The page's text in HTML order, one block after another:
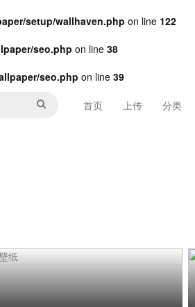
setup/wallhaven.php on line 122
seo.php on line 38
seo.php on line 39
首页 上传 分类